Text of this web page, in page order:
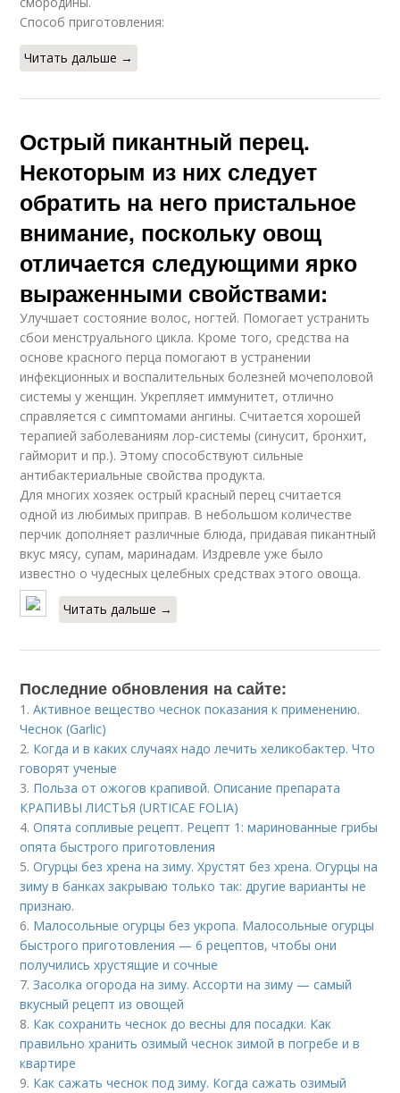
Способ приготовления:
Читать дальше →
Острый пикантный перец.
Некоторым из них следует
обратить на него пристальное
внимание, поскольку овощ
отличается следующими ярко
выраженными свойствами:
Улучшает состояние волос, ногтей. Помогает устранить
сбои менструального цикла. Кроме того, средства на
основе красного перца помогают в устранении
инфекционных и воспалительных болезней мочеполовой
системы у женщин. Укрепляет иммунитет, отлично
справляется с симптомами ангины. Считается хорошей
терапией заболеваниям лор-системы (синусит, бронхит,
гайморит и пр.). Этому способствуют сильные
антибактериальные свойства продукта.
Для многих хозяек острый красный перец считается
одной из любимых приправ. В небольшом количестве
перчик дополняет различные блюда, придавая пикантный
вкус мясу, супам, маринадам. Издревле уже было
известно о чудесных целебных средствах этого овоща.
Читать дальше →
Последние обновления на сайте:
1.Активное вещество чеснок показания к применению.
Чеснок (Garlic)
2. Когда и в каких случаях надо лечить хеликобактер. Что
говорят ученые
3. Польза от ожогов крапивой. Описание препарата
КРАПИВЫ ЛИСТЬЯ (URTICAE FOLIA)
4.Опята сопливые рецепт. Рецепт 1: маринованные грибы
опята быстрого приготовления
5.Огурцы без хрена на зиму. Хрустят без хрена. Огурцы на
зиму в банках закрываю только так: другие варианты не
признаю.
6. Малосольные огурцы без укропа. Малосольные огурцы
быстрого приготовления — 6 рецептов, чтобы они
получились хрустящие и сочные
7.Засолка огорода на зиму. Ассорти на зиму — самый
вкусный рецепт из овощей
8. Как сохранить чеснок до весны для посадки. Как
правильно хранить озимый чеснок зимой в погребе и в
квартире
9. Как сажать чеснок под зиму. Когда сажать озимый